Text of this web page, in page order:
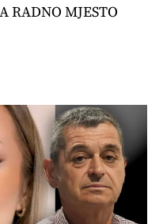
RADNO MJESTO